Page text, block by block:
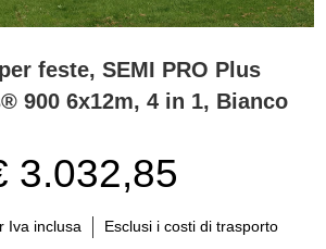
feste, SEMI PRO Plus
900 6x12m, 4 in 1, Bianco
3.032,85
Iva inclusa Esclusi i costi di trasporto